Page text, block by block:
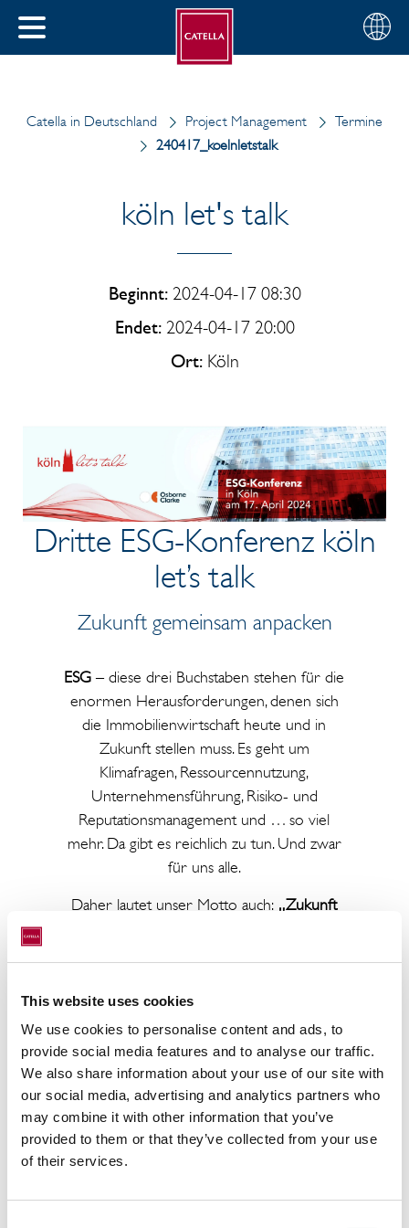
This website uses cookies
We use cookies to personalise content and ads, to
provide social media features and to analyse our traffic.
We also share information about your use of our site with
our social media, advertising and analytics partners who
may combine it with other information that you’ve
provided to them or that they’ve collected from your use
of their services.
SCHLIESSEN
Wählen
Sie
Deutsch
Catella in Deutschland Project Management
Termine
240417_koelnletstalk
köln let's talk
Beginnt:2024-04-17 08:30
Endet:2024-04-17 20:00
Ort:Köln
Dritte ESG-Konferenz köln
let’s talk
Zukunft gemeinsam anpacken
ESG– diese drei Buchstaben stehen für die
enormen Herausforderungen, denen sich
die Immobilienwirtschaft heute und in
Zukunft stellen muss. Es geht um
Klimafragen, Ressourcennutzung,
Unternehmensführung, Risiko- und
Reputationsmanagement und … so viel
mehr. Da gibt es reichlich zu tun. Und zwar
für uns alle.
Daher lautet unser Motto auch: „Zukunft
klären wir in sechs Plena wichtige Fragen
rund um das Metathema ESG. Die Themen
CO2-Reduktion im Bestand, Bestand und
Digitalisierung, ESG und Finanzierung,
Resilienz der Städte, Social Impact und
Klimawende stehen auf der Agenda, wobei
einbezogen wird.